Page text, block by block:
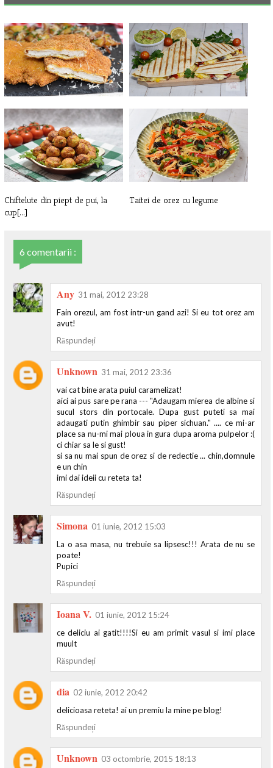
Snitel de pui in crusta de fulgi
de[...]
Quesadilla cu pui si legume pe
gril[...]
Chiftelute din piept de pui, la
cup[...]
Taitei de orez cu legume
6 comentarii :
Any 31 mai, 2012 23:28
Fain orezul, am fost intr-un gand azi! Si eu tot orez am
avut!
Răspundeți
Unknown 31 mai, 2012 23:36
vai cat bine arata puiul caramelizat!
aici ai pus sare pe rana --- "Adaugam mierea de albine si
sucul stors din portocale. Dupa gust puteti sa mai
adaugati putin ghimbir sau piper sichuan." .... ce mi-ar
place sa nu-mi mai ploua in gura dupa aroma pulpelor :(
ci chiar sa le si gust!
si sa nu mai spun de orez si de redectie ... chin,domnule
e un chin
imi dai ideii cu reteta ta!
Răspundeți
Simona 01 iunie, 2012 15:03
La o asa masa, nu trebuie sa lipsesc!!! Arata de nu se
poate!
Pupici
Răspundeți
Ioana V. 01 iunie, 2012 15:24
ce deliciu ai gatit!!!!Si eu am primit vasul si imi place
muult
Răspundeți
dia 02 iunie, 2012 20:42
delicioasa reteta! ai un premiu la mine pe blog!
Răspundeți
Unknown 03 octombrie, 2015 18:13